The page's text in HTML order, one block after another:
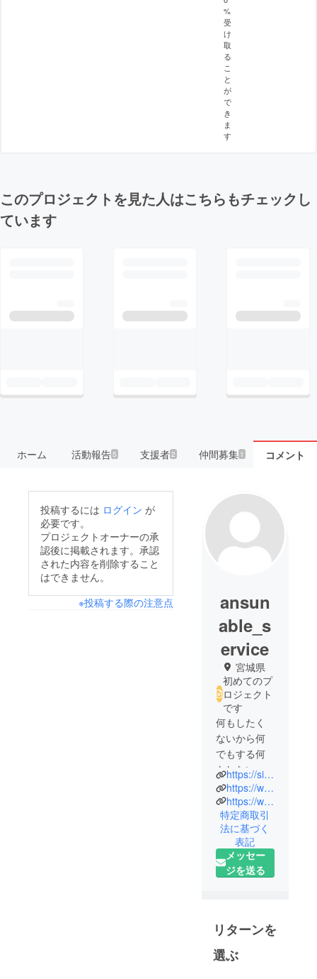
%
受
け
取
る
こ
と
が
で
き
ま
す
このプロジェクトを見た人はこちらもチェックし
ています
ホーム 活動報告5 支援者2 仲間募集 1 コメント
投稿するには ログイン が
必要です。
プロジェクトオーナーの承
認後に掲載されます。承認
された内容を削除すること
はできません。
※投稿する際の注意点
ansun
able_s
ervice
宮城県
初めてのプ
ロジェクト
です
何もしたく
ないから何
でもする何
もしない何
でも屋さん
の小野寺竜
人です。
私は精神手
帳１級の双
極性障害と
発達障害を
す。
何もできな
い時のため
https://sites.google.com/view/ansunable/
https://www.instagram.com/ryuto_onodera/
https://www.facebook.com/ryuto.onodera/
特定商取引
法に基づく
表記
メッセー
ジを送る
リターンを
選ぶ